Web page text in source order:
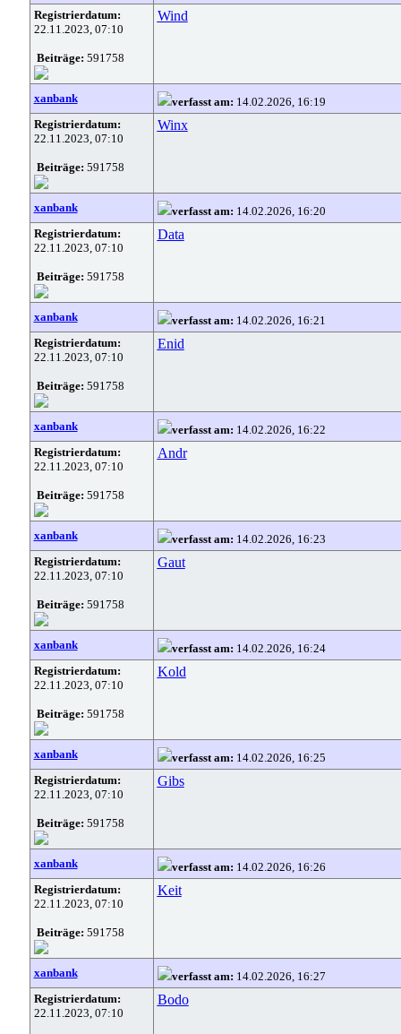
Registrierdatum:
22.11.2023, 07:10
Beiträge: 591758
Wind
xanbank verfasst am: 14.02.2026, 16:19
Registrierdatum:
22.11.2023, 07:10
Beiträge: 591758
Winx
xanbank verfasst am: 14.02.2026, 16:20
Registrierdatum:
22.11.2023, 07:10
Beiträge: 591758
Data
xanbank verfasst am: 14.02.2026, 16:21
Registrierdatum:
22.11.2023, 07:10
Beiträge: 591758
Enid
xanbank verfasst am: 14.02.2026, 16:22
Registrierdatum:
22.11.2023, 07:10
Beiträge: 591758
Andr
xanbank verfasst am: 14.02.2026, 16:23
Registrierdatum:
22.11.2023, 07:10
Beiträge: 591758
Gaut
xanbank verfasst am: 14.02.2026, 16:24
Registrierdatum:
22.11.2023, 07:10
Beiträge: 591758
Kold
xanbank verfasst am: 14.02.2026, 16:25
Registrierdatum:
22.11.2023, 07:10
Beiträge: 591758
Gibs
xanbank verfasst am: 14.02.2026, 16:26
Registrierdatum:
22.11.2023, 07:10
Beiträge: 591758
Keit
xanbank verfasst am: 14.02.2026, 16:27
Registrierdatum:
22.11.2023, 07:10
Bodo